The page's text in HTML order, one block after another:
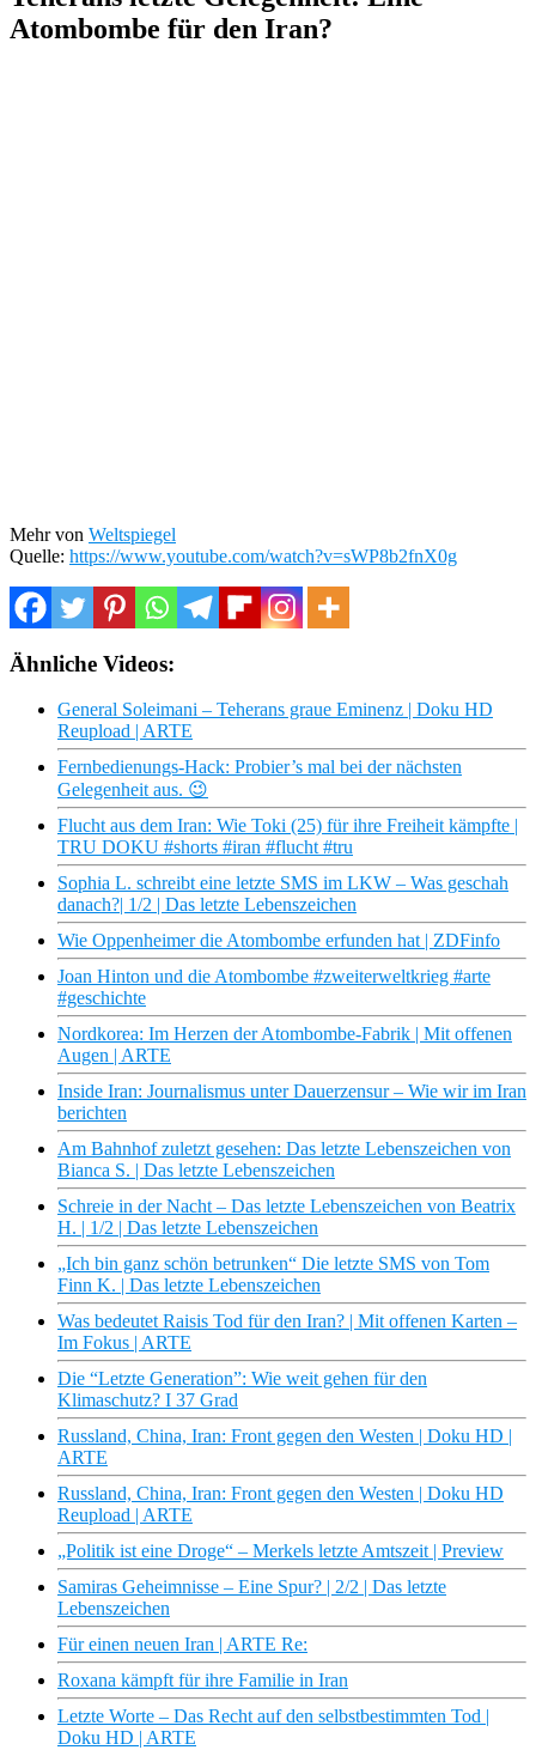
Atombombe für den Iran?
Mehr von Weltspiegel
Quelle: https://www.youtube.com/watch?v=sWP8b2fnX0g
Ähnliche Videos:
General Soleimani – Teherans graue Eminenz | Doku HD
Reupload | ARTE
Fernbedienungs-Hack: Probier’s mal bei der nächsten
Gelegenheit aus. 😉
Flucht aus dem Iran: Wie Toki (25) für ihre Freiheit kämpfte |
TRU DOKU #shorts #iran #flucht #tru
Sophia L. schreibt eine letzte SMS im LKW – Was geschah
danach?| 1/2 | Das letzte Lebenszeichen
Wie Oppenheimer die Atombombe erfunden hat | ZDFinfo
Joan Hinton und die Atombombe #zweiterweltkrieg #arte
#geschichte
Nordkorea: Im Herzen der Atombombe-Fabrik | Mit offenen
Augen | ARTE
Inside Iran: Journalismus unter Dauerzensur – Wie wir im Iran
berichten
Am Bahnhof zuletzt gesehen: Das letzte Lebenszeichen von
Bianca S. | Das letzte Lebenszeichen
Schreie in der Nacht – Das letzte Lebenszeichen von Beatrix
H. | 1/2 | Das letzte Lebenszeichen
„Ich bin ganz schön betrunken“ Die letzte SMS von Tom
Finn K. | Das letzte Lebenszeichen
Was bedeutet Raisis Tod für den Iran? | Mit offenen Karten –
Im Fokus | ARTE
Die “Letzte Generation”: Wie weit gehen für den
Klimaschutz? I 37 Grad
Russland, China, Iran: Front gegen den Westen | Doku HD |
ARTE
Russland, China, Iran: Front gegen den Westen | Doku HD
Reupload | ARTE
„Politik ist eine Droge“ – Merkels letzte Amtszeit | Preview
Samiras Geheimnisse – Eine Spur? | 2/2 | Das letzte
Lebenszeichen
Für einen neuen Iran | ARTE Re:
Roxana kämpft für ihre Familie in Iran
Letzte Worte – Das Recht auf den selbstbestimmten Tod |
Doku HD | ARTE